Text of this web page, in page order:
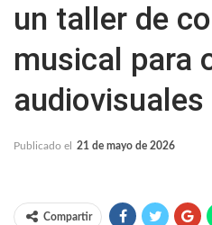
un taller de
musical para
audiovisuales
Publicado el 21 de mayo de 2026
Compartir